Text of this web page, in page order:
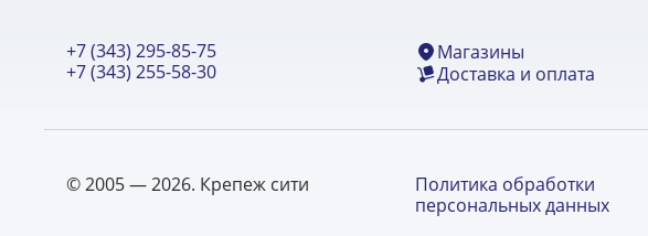
+7 (343) 295-85-75
+7 (343) 255-58-30
Магазины
Доставка и оплата
© 2005 — 2026. Крепеж сити
Политика обработки
персональных данных